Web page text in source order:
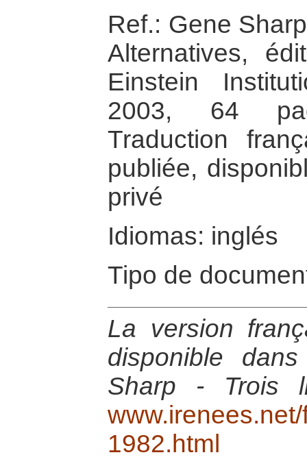
Ref.: Gene
Alternatives,
Einstein
2003, 64
Traduction
publiée,
privé
Idiomas: inglés
Tipo de
La version
disponible
Sharp - Trois
1982.html